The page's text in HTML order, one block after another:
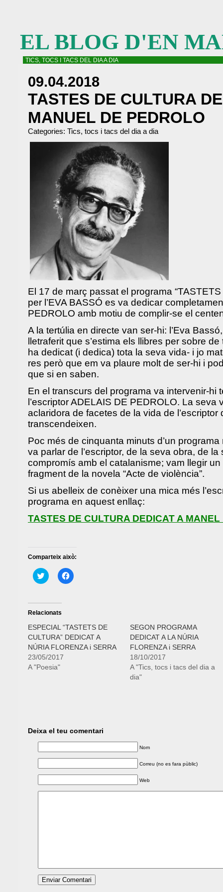
EL BLOG D'EN
TICS, TOCS I TACS DEL DIA A DIA
09.04.2018
TASTES DE CULTURA
MANUEL DE PEDROLO
Categories: Tics, tocs i tacs del dia a dia
El 17 de març passat el programa
per l’EVA BASSÓ es va dedicar
PEDROLO amb motiu de complir-se el
A la tertúlia en directe van ser-hi: l’Eva
lletraferit que s’estima els llibres per sobre
ha dedicat (i dedica) tota la seva vida- i jo
res però que em va plaure molt de ser-hi i
que si en saben.
En el transcurs del programa va intervenir-hi
l’escriptor ADELAIS DE PEDROLO. La
aclaridora de facetes de la vida de
transcendeixen.
Poc més de cinquanta minuts d’un
va parlar de l’escriptor, de la seva obra, de
compromís amb el catalanisme; vam llegir
fragment de la novela “Acte de violència”.
Si us abelleix de conèixer una mica més
programa en aquest enllaç:
TASTES DE CULTURA DEDICAT A
Comparteix això:
Feu
clic
(S'obre
una
nova
finestra)
Feu
clic
una
nova
finestra)
Relacionats
ESPECIAL “TASTETS DE
CULTURA” DEDICAT A
NÚRIA FLORENZA i SERRA
23/05/2017
A "Poesia"
SEGON PROGRAMA
DEDICAT A LA NÚRIA
FLORENZA i SERRA
18/10/2017
A "Tics, tocs i tacs del dia a
dia"
Deixa el teu comentari
Nom
Correu (no es fara pùblic)
Web